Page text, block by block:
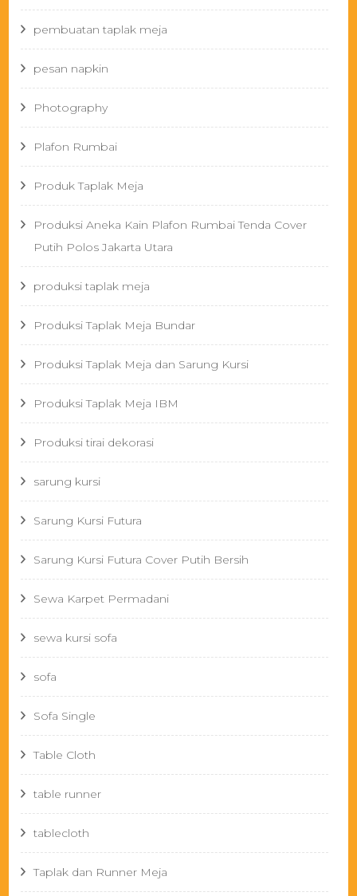
pembuatan taplak meja
pesan napkin
Photography
Plafon Rumbai
Produk Taplak Meja
Produksi Aneka Kain Plafon Rumbai Tenda Cover
Putih Polos Jakarta Utara
produksi taplak meja
Produksi Taplak Meja Bundar
Produksi Taplak Meja dan Sarung Kursi
Produksi Taplak Meja IBM
Produksi tirai dekorasi
sarung kursi
Sarung Kursi Futura
Sarung Kursi Futura Cover Putih Bersih
Sewa Karpet Permadani
sewa kursi sofa
sofa
Sofa Single
Table Cloth
table runner
tablecloth
Taplak dan Runner Meja